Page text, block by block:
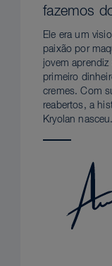
fazemos
Ele era um
paixão por
jovem
primeiro
cremes. Com
reabertos, a
Kryolan nasceu.